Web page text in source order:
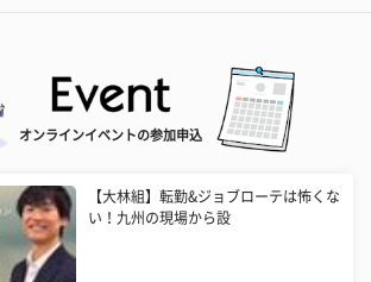
オンラインイベントの参加申込
【大林組】転勤&ジョブローテは怖くな
い！九州の現場から設